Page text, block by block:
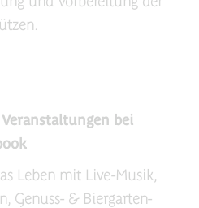
bei
Leben mit Live-Musik,
Genuss- & Biergarten-